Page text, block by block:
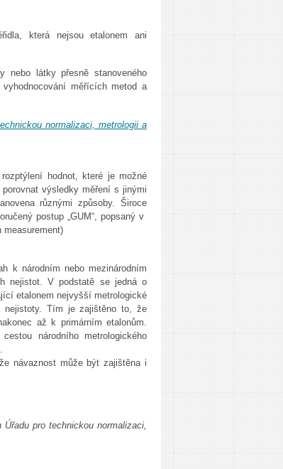
která nejsou etalonem ani
nebo látky přesně stanoveného
měřících metod a
normalizaci, metrologii a
hodnot, které je možné
výsledky měření s jinými
různými způsoby. Široce
postup „GUM“, popsaný v
measurement)
k národním nebo mezinárodním
nejistot. V podstatě se jedná o
etalonem nejvyšší metrologické
nejistoty. Tím je zajištěno to, že
až k primárním etalonům.
národního metrologického
návaznost může být zajištěna i
Úřadu pro technickou normalizaci,